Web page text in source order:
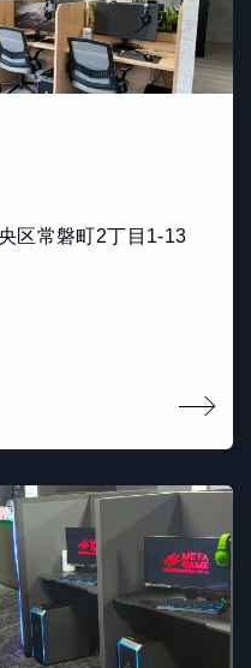
区常磐町2丁目1-13